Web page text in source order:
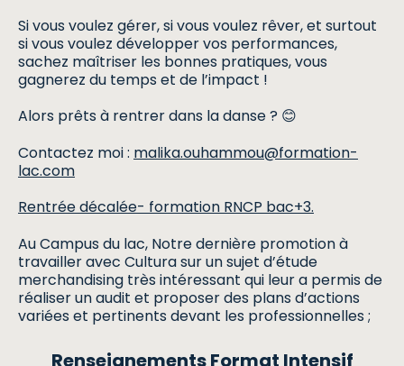
Si vous voulez gérer, si vous voulez rêver, et surtout
si vous voulez développer vos performances,
sachez maîtriser les bonnes pratiques, vous
gagnerez du temps et de l’impact !
Alors prêts à rentrer dans la danse ? 😊
Contactez moi : malika.ouhammou@formation-
lac.com
Rentrée décalée- formation RNCP bac+3.
Au Campus du lac, Notre dernière promotion à
travailler avec Cultura sur un sujet d’étude
merchandising très intéressant qui leur a permis de
réaliser un audit et proposer des plans d’actions
variées et pertinents devant les professionnelles ;
Renseignements Format Intensif